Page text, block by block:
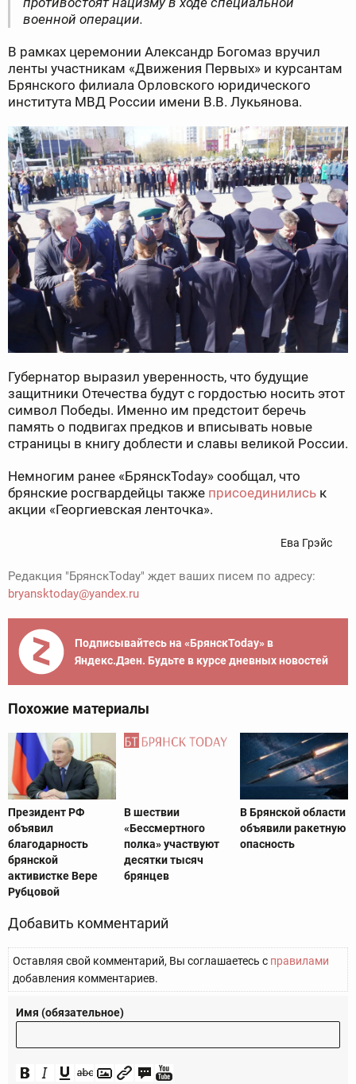
военной операции.
В рамках церемонии Александр Богомаз вручил
ленты участникам «Движения Первых» и курсантам
Брянского филиала Орловского юридического
института МВД России имени В.В. Лукьянова.
Губернатор выразил уверенность, что будущие
защитники Отечества будут с гордостью носить этот
символ Победы. Именно им предстоит беречь
память о подвигах предков и вписывать новые
страницы в книгу доблести и славы великой России.
Немногим ранее «БрянскToday» сообщал, что
брянские росгвардейцы также присоединились к
акции «Георгиевская ленточка».
Ева Грэйс
Редакция "БрянскToday" ждет ваших писем по адресу:
bryansktoday@yandex.ru
Подписывайтесь на «БрянскToday» в
Яндекс.Дзен. Будьте в курсе дневных новостей
Похожие материалы
Президент РФ
объявил
благодарность
брянской
активистке Вере
Рубцовой
В шествии
«Бессмертного
полка» участвуют
десятки тысяч
брянцев
В Брянской области
объявили ракетную
опасность
Добавить комментарий
Оставляя свой комментарий, Вы соглашаетесь с правилами
добавления комментариев.
Имя (обязательное)